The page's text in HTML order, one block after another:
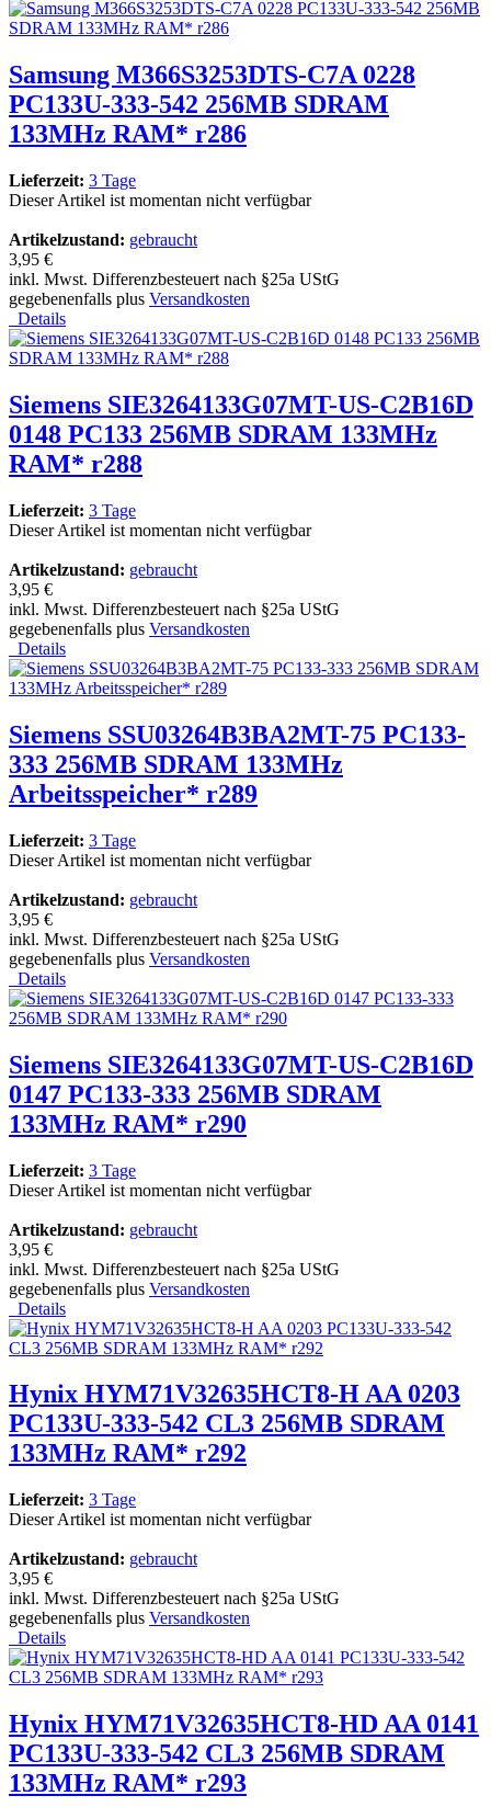
Samsung M366S3253DTS-C7A 0228
PC133U-333-542 256MB SDRAM
133MHz RAM* r286
Lieferzeit: 3 Tage
Dieser Artikel ist momentan nicht verfügbar
Artikelzustand: gebraucht
3,95 €
inkl. Mwst. Differenzbesteuert nach §25a UStG
gegebenenfalls plus Versandkosten
Details
Siemens SIE3264133G07MT-US-C2B16D
0148 PC133 256MB SDRAM 133MHz
RAM* r288
Lieferzeit: 3 Tage
Dieser Artikel ist momentan nicht verfügbar
Artikelzustand: gebraucht
3,95 €
inkl. Mwst. Differenzbesteuert nach §25a UStG
gegebenenfalls plus Versandkosten
Details
Siemens SSU03264B3BA2MT-75 PC133-
333 256MB SDRAM 133MHz
Arbeitsspeicher* r289
Lieferzeit: 3 Tage
Dieser Artikel ist momentan nicht verfügbar
Artikelzustand: gebraucht
3,95 €
inkl. Mwst. Differenzbesteuert nach §25a UStG
gegebenenfalls plus Versandkosten
Details
Siemens SIE3264133G07MT-US-C2B16D
0147 PC133-333 256MB SDRAM
133MHz RAM* r290
Lieferzeit: 3 Tage
Dieser Artikel ist momentan nicht verfügbar
Artikelzustand: gebraucht
3,95 €
inkl. Mwst. Differenzbesteuert nach §25a UStG
gegebenenfalls plus Versandkosten
Details
Hynix HYM71V32635HCT8-H AA 0203
PC133U-333-542 CL3 256MB SDRAM
133MHz RAM* r292
Lieferzeit: 3 Tage
Dieser Artikel ist momentan nicht verfügbar
Artikelzustand: gebraucht
3,95 €
inkl. Mwst. Differenzbesteuert nach §25a UStG
gegebenenfalls plus Versandkosten
Details
Hynix HYM71V32635HCT8-HD AA 0141
PC133U-333-542 CL3 256MB SDRAM
133MHz RAM* r293